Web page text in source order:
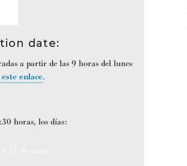
date:
a partir de las 9 horas del lunes
enlace.
horas, los días: